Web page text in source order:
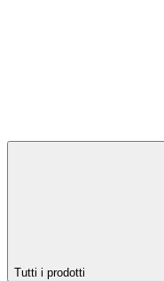
Tutti i prodotti